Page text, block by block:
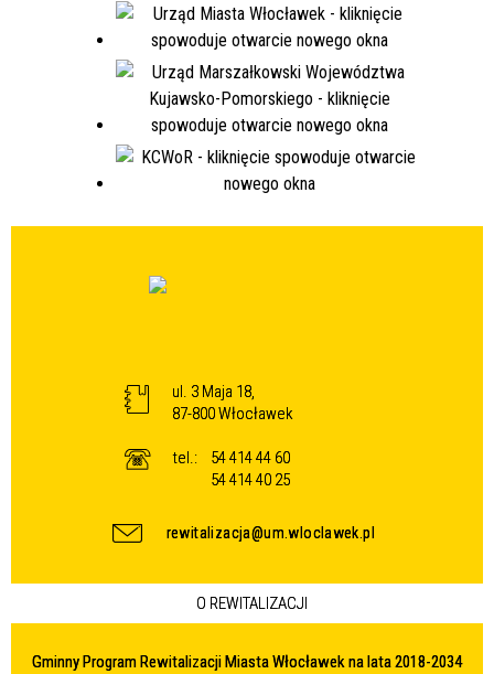
ul. 3 Maja 18,
87-800 Włocławek
tel.:
54 414 44 60
54 414 40 25
rewitalizacja@um.wloclawek.pl
O REWITALIZACJI
Gminny Program Rewitalizacji Miasta Włocławek na lata 2018-2034